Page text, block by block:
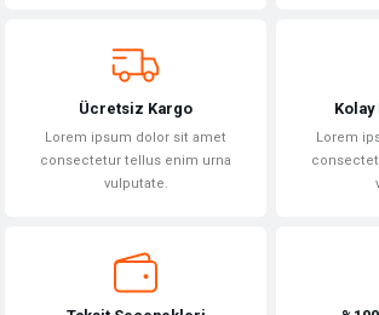
Bu ürüne benzer farklı alternatifler olmalı.
Ücretsiz Kargo
Lorem ipsum dolor sit amet
consectetur tellus enim urna
vulputate.
Lorem